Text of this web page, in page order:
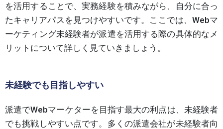
を活用することで、実務経験を積みながら、自分に合っ
たキャリアパスを見つけやすいです。ここでは、Webマ
ーケティング未経験者が派遣を活用する際の具体的なメ
リットについて詳しく見ていきましょう。
未経験でも目指しやすい
派遣でWebマーケターを目指す最大の利点は、未経験者
でも挑戦しやすい点です。多くの派遣会社が未経験者向